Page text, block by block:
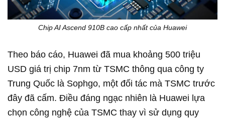
Chip AI Ascend 910B cao cấp nhất của Huawei
Theo báo cáo, Huawei đã mua khoảng 500 triệu
USD giá trị chip 7nm từ TSMC thông qua công ty
Trung Quốc là Sophgo, một đối tác mà TSMC trước
đây đã cấm. Điều đáng ngạc nhiên là Huawei lựa
chọn công nghệ của TSMC thay vì sử dụng quy